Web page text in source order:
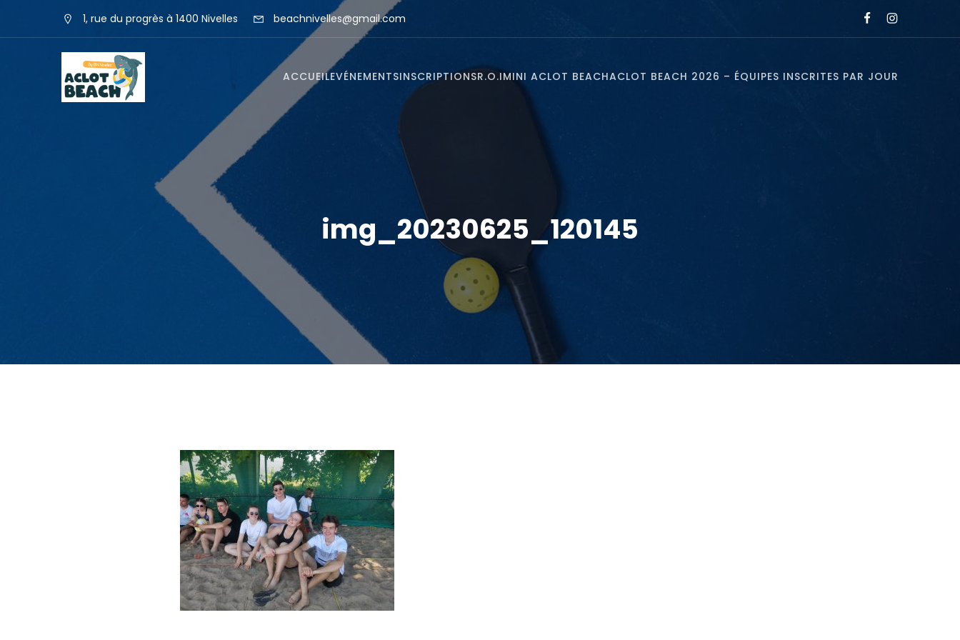
1, rue du progrès à 1400 Nivelles beachnivelles@gmail.com
ACCUEILEVÉNEMENTSINSCRIPTIONSR.O.IMINI ACLOT BEACHACLOT BEACH 2026 – ÉQUIPES INSCRITES PAR JOUR
img_20230625_120145